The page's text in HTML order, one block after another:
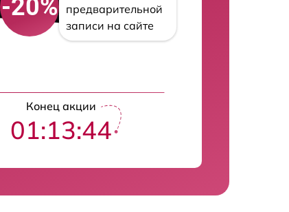
-20%
предварительной
записи на сайте
Конец акции
01:13:43